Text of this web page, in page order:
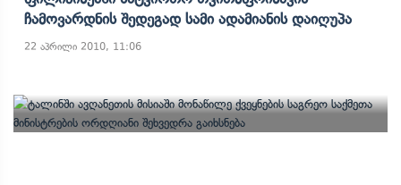
Ჩამოვარდნის Შედეგად Სამი Ადამიანის Დაიღუპა
22 აპრილი 2010, 11:06